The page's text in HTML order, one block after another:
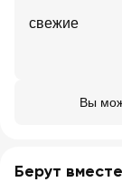
свежие
Вы
Берут вместе